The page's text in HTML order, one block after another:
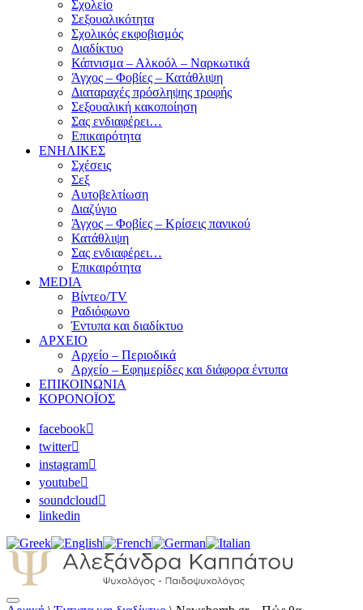
Σχολείο
Σεξουαλικότητα
Σχολικός εκφοβισμός
Διαδίκτυο
Κάπνισμα – Αλκοόλ – Ναρκωτικά
Άγχος – Φοβίες – Κατάθλιψη
Διαταραχές πρόσληψης τροφής
Σεξουαλική κακοποίηση
Σας ενδιαφέρει…
Επικαιρότητα
ΕΝΗΛΙΚΕΣ
Σχέσεις
Σεξ
Αυτοβελτίωση
Διαζύγιο
Άγχος – Φοβίες – Κρίσεις πανικού
Κατάθλιψη
Σας ενδιαφέρει…
Επικαιρότητα
MEDIA
Βίντεο/TV
Ραδιόφωνο
Έντυπα και διαδίκτυο
ΑΡΧΕΙΟ
Αρχείο – Περιοδικά
Αρχείο – Εφημερίδες και διάφορα έντυπα
ΕΠΙΚΟΙΝΩΝΙΑ
ΚΟΡΟΝΟΪΟΣ
facebook
twitter
instagram
youtube
soundcloud
linkedin